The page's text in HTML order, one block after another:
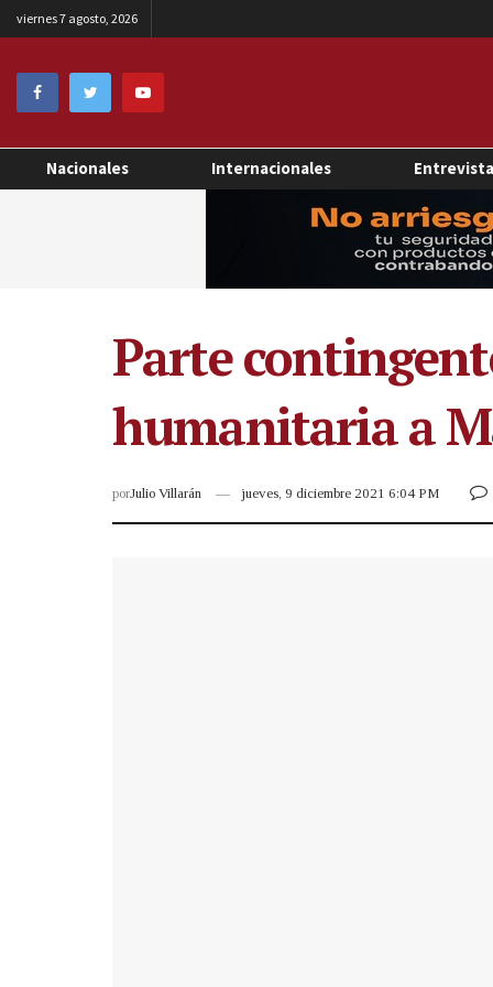
viernes 7 agosto, 2026
Nacionales Internacionales
Parte
humanitaria a
porJulio Villarán jueves, 9 diciembre 2021 6:04 PM